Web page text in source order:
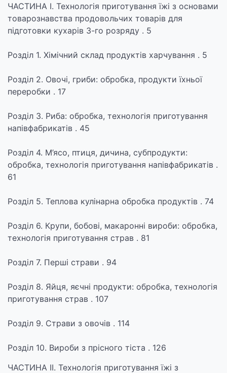
ЧАСТИНА І. Технологія приготування їжі з основами
товарознавства продовольчих товарів для
підготовки кухарів 3-го розряду . 5
Розділ 1. Хімічний склад продуктів харчування . 5
Розділ 2. Овочі, гриби: обробка, продукти їхньої
переробки . 17
Розділ 3. Риба: обробка, технологія приготування
напівфабрикатів . 45
Розділ 4. М’ясо, птиця, дичина, субпродукти:
обробка, технологія приготування напівфабрикатів .
61
Розділ 5. Теплова кулінарна обробка продуктів . 74
Розділ 6. Крупи, бобові, макаронні вироби: обробка,
технологія приготування страв . 81
Розділ 7. Перші страви . 94
Розділ 8. Яйця, яєчні продукти: обробка, технологія
приготування страв . 107
Розділ 9. Страви з овочів . 114
Розділ 10. Вироби з прісного тіста . 126
ЧАСТИНА ІІ. Технологія приготування їжі з